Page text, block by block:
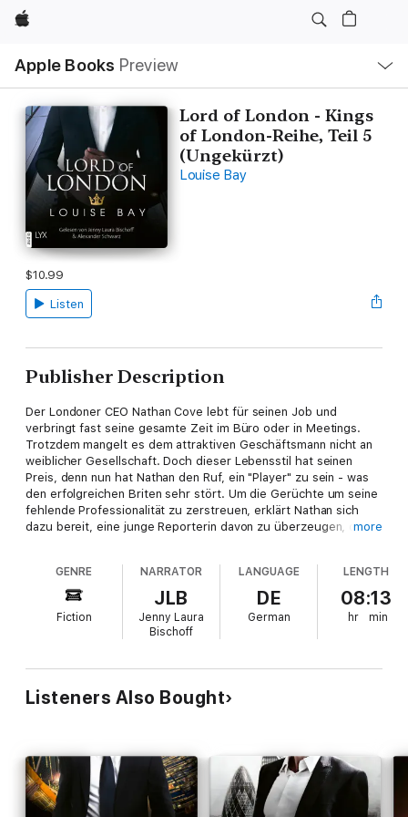
Apple
Apple Books Preview
Nav
Open
Menu
Lord of London - Kings
of London-Reihe, Teil 5
(Ungekürzt)
Louise Bay
$10.99
Listen
Publisher Description
Der Londoner CEO Nathan Cove lebt für seinen Job und
verbringt fast seine gesamte Zeit im Büro oder in Meetings.
Trotzdem mangelt es dem attraktiven Geschäftsmann nicht an
weiblicher Gesellschaft. Doch dieser Lebensstil hat seinen
Preis, denn nun hat Nathan den Ruf, ein "Player" zu sein - was
den erfolgreichen Briten sehr stört. Um die Gerüchte um seine
fehlende Professionalität zu zerstreuen, erklärt Nathan sich
dazu bereit, eine junge Reporterin davon zu überzeugen, dass
wenn die beiden nicht vor Kurzem einen One-Night-Stand
gehabt hätten ...
Fünfter Teil der KINGS-OF-LONDON-Reihe
more
GENRE
Fiction
NARRATOR
JLB
Jenny Laura
Bischoff
LANGUAGE
DE
German
LENGTH
08:13
hr min
Listeners Also Bought